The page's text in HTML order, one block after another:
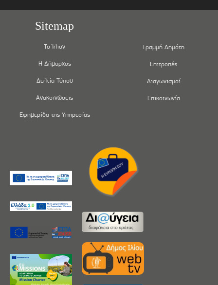
Sitemap
Το Ίλιον
Η Δήμαρχος
Δελτία Τύπου
Ανακοινώσεις
Εφημερίδα της Υπηρεσίας
Γραμμή Δημότη
Επιτροπές
Διαγωνισμοί
Επικοινωνία